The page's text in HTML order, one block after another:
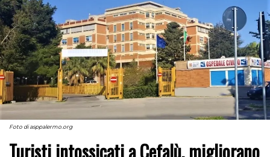
Foto di asppalermo.org
Turisti intossicati a Cefalù, migliorano